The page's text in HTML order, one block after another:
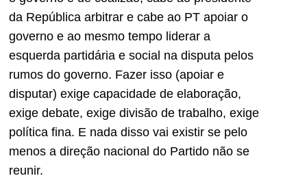
da República arbitrar e cabe ao PT apoiar o
governo e ao mesmo tempo liderar a
esquerda partidária e social na disputa pelos
rumos do governo. Fazer isso (apoiar e
disputar) exige capacidade de elaboração,
exige debate, exige divisão de trabalho, exige
política fina. E nada disso vai existir se pelo
menos a direção nacional do Partido não se
reunir.